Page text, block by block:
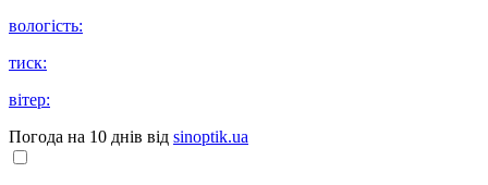
вологість:
тиск:
вітер:
Погода на 10 днів від sinoptik.ua